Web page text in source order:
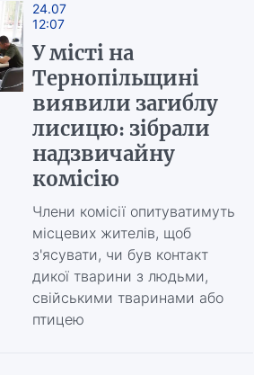
24.07
12:07
У місті на
Тернопільщині
виявили загиблу
лисицю: зібрали
надзвичайну
комісію
Члени комісії опитуватимуть
місцевих жителів, щоб
з'ясувати, чи був контакт
дикої тварини з людьми,
свійськими тваринами або
птицею